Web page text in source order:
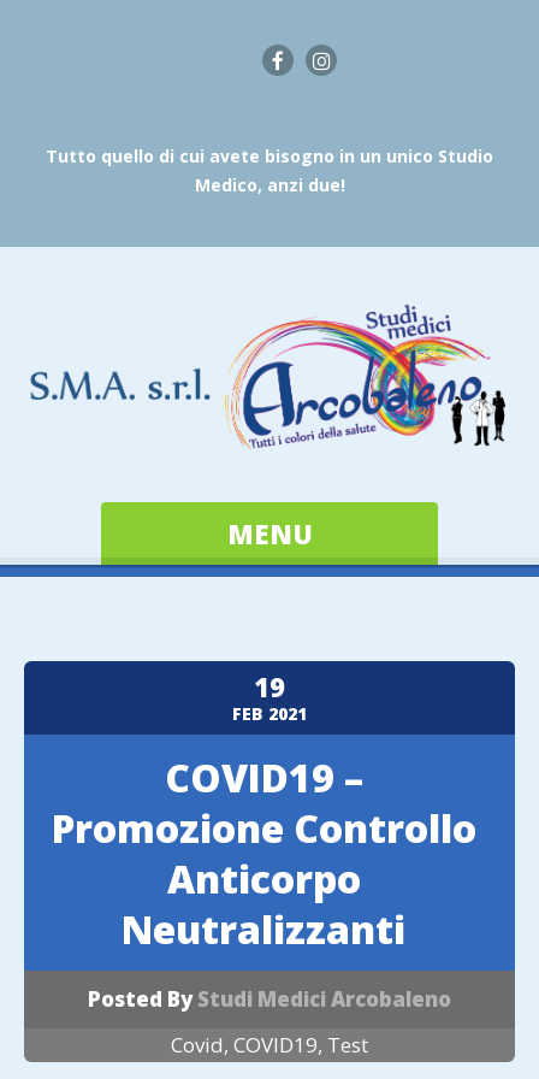
Tutto quello di cui avete bisogno in un unico Studio
Medico, anzi due!
MENU
19
FEB 2021
COVID19 –
Promozione Controllo
Anticorpo
Neutralizzanti
Posted ByStudi Medici Arcobaleno
Covid, COVID19, Test